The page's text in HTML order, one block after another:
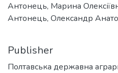
Антонець, Марина
Антонець, Олександр
Publisher
Полтавська державна